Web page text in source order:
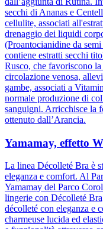
secchi di Ananas e
cellulite, associati
drenaggio dei liquidi
(Proantocianidine da
contiene estratti secchi
Rusco, che favoriscono
circolazione venosa,
gambe, associati a
normale produzione di
sanguigni. Arricchisce la
ottenuto dall’Arancia.
Yamamay, effetto
La linea Décolleté Bra è
eleganza e comfort. Al
Yamamay del Parco
lingerie con Décolleté
décolleté con eleganza e
charmeuse lucida ed